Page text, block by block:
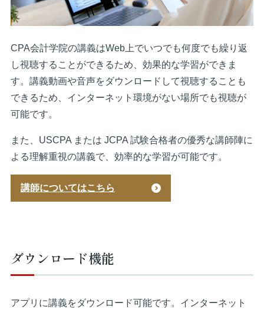
CPA会計学院の講義はWeb上でいつでも何度でも繰り返
し視聴することができるため、効果的な学習ができま
す。講義動画や音声をダウンロードして視聴することも
できるため、インターネット環境がない場所でも視聴が
可能です。
また、USCPA または JCPA 試験合格者の優秀な講師陣に
よる理解重視の講義で、効率的な学習が可能です。
講師についてはこちら
ダウンロード機能
アプリに講義をダウンロード可能です。インターネット